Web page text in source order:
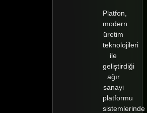
Platfon,
modern
üretim
teknolojileri
ile
geliştirdiği
ağır
sanayi
platformu
sistemlerinde